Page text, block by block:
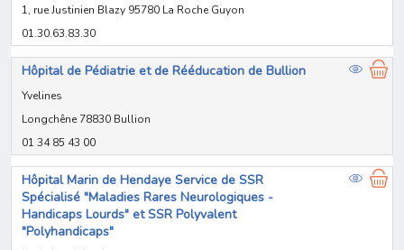
1, rue Justinien Blazy 95780 La Roche Guyon
01.30.63.83.30
Hôpital de Pédiatrie et de Rééducation de Bullion
Yvelines
Longchêne 78830 Bullion
01 34 85 43 00
Hôpital Marin de Hendaye Service de SSR
Spécialisé "Maladies Rares Neurologiques -
Handicaps Lourds" et SSR Polyvalent
"Polyhandicaps"